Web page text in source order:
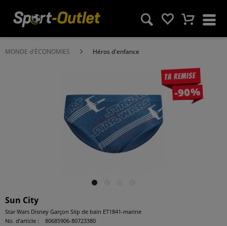
MONDE d'ÉCONOMIES Héros d'enfance
Ta remise
-90%
Sun City
Star Wars Disney Garçon Slip de bain ET1841-marine
No. d’article :
80685906-80723380